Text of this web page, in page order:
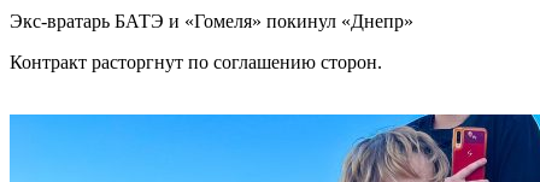
Экс-вратарь БАТЭ и «Гомеля» покинул «Днепр»
Контракт расторгнут по соглашению сторон.